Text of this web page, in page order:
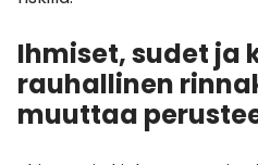
Ihmiset, sudet ja
rauhallinen
muuttaa